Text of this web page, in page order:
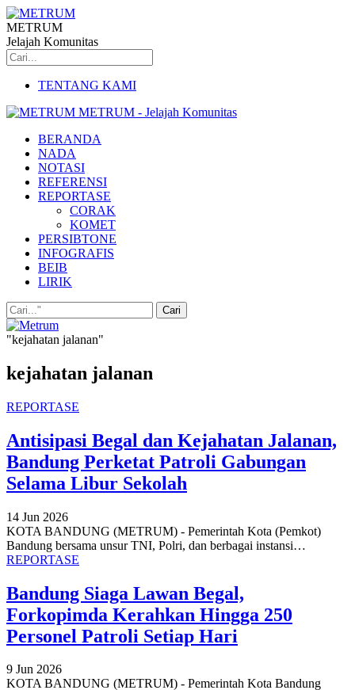
METRUM
Jelajah Komunitas
TENTANG KAMI
METRUM - Jelajah Komunitas
BERANDA
NADA
NOTASI
REFERENSI
REPORTASE
CORAK
KOMET
PERSIBTONE
INFOGRAFIS
BEIB
LIRIK
"kejahatan jalanan"
kejahatan jalanan
REPORTASE
Antisipasi Begal dan Kejahatan Jalanan,
Bandung Perketat Patroli Gabungan
Selama Libur Sekolah
14 Jun 2026
KOTA BANDUNG (METRUM) - Pemerintah Kota (Pemkot)
Bandung bersama unsur TNI, Polri, dan berbagai instansi…
REPORTASE
Bandung Siaga Lawan Begal,
Forkopimda Kerahkan Hingga 250
Personel Patroli Setiap Hari
9 Jun 2026
KOTA BANDUNG (METRUM) - Pemerintah Kota Bandung